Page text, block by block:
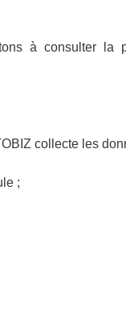
à consulter la
collecte les
;